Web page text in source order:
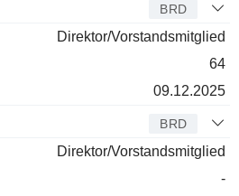
BRD
Direktor/Vorstandsmitglied
64
09.12.2025
BRD
Direktor/Vorstandsmitglied
-